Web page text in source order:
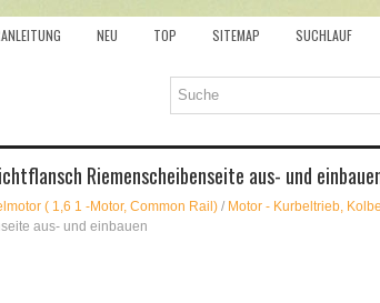
NEU TOP SITEMAP SUCHLAUF
Riemenscheibenseite aus- und
( 1,6 1 -Motor, Common Rail) / Motor - Kurbeltrieb,
aus- und einbauen